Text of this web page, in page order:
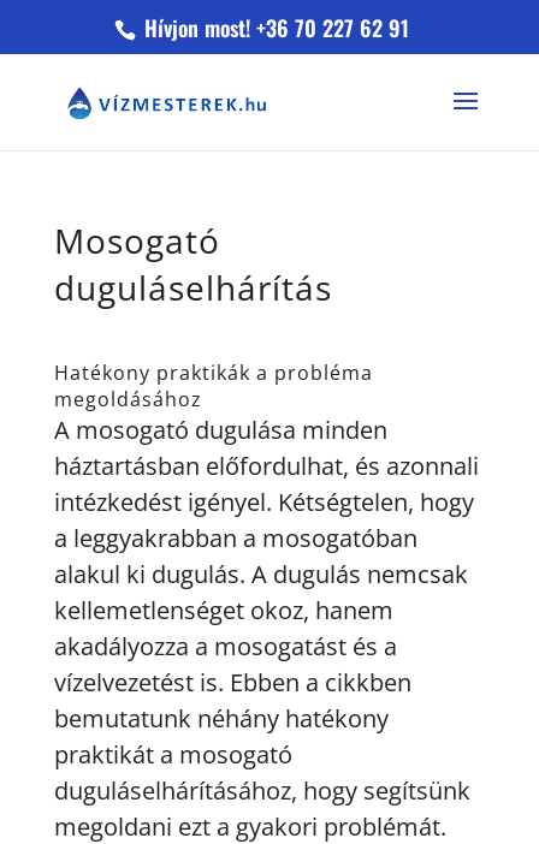
Hívjon most! +36 70 227 62 91
Mosogató
duguláselhárítás
Hatékony praktikák a probléma
megoldásához
A mosogató dugulása minden
háztartásban előfordulhat, és azonnali
intézkedést igényel. Kétségtelen, hogy
a leggyakrabban a mosogatóban
alakul ki dugulás. A dugulás nemcsak
kellemetlenséget okoz, hanem
akadályozza a mosogatást és a
vízelvezetést is. Ebben a cikkben
bemutatunk néhány hatékony
praktikát a mosogató
duguláselhárításához, hogy segítsünk
megoldani ezt a gyakori problémát.